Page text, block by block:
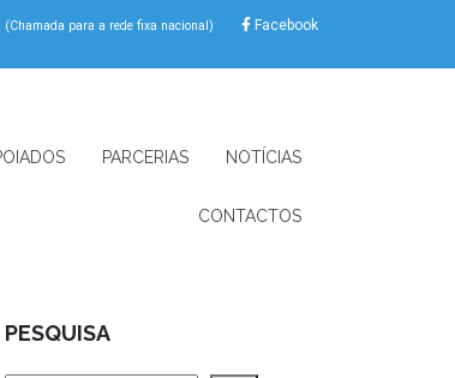
(Chamada para a rede fixa nacional) Facebook
PARCERIAS NOTÍCIAS
CONTACTOS
PESQUISA